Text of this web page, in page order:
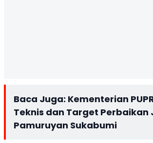
Baca Juga: Kementerian
Teknis dan Target
Pamuruyan Sukabumi